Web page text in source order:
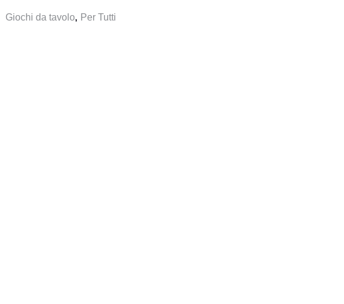
Giochi da tavolo, Per Tutti